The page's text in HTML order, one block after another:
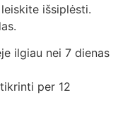
išsiplėsti.
ilgiau nei 7 dienas
per 12